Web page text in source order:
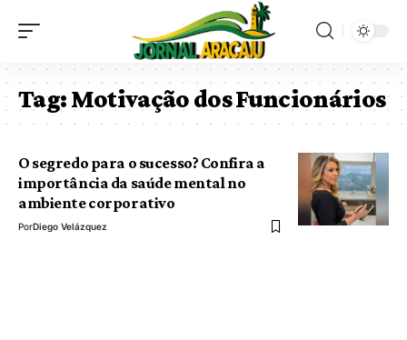
Tag:Motivação dos Funcionários
O segredo para o sucesso? Confira a
importância da saúde mental no
ambiente corporativo
PorDiego Velázquez